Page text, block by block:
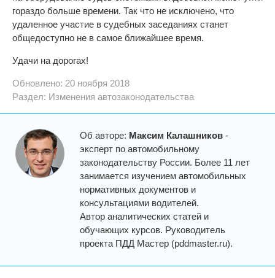
гораздо больше времени. Так что не исключено, что
удаленное участие в судебных заседаниях станет
общедоступно не в самое ближайшее время.
Удачи на дорогах!
Обновлено: 20 ноября 2018
Раздел: Изменения автозаконодательства
Об авторе: Максим Калашников -
эксперт по автомобильному
законодательству России. Более 11 лет
занимается изучением автомобильных
нормативных документов и
консультациями водителей.
Автор аналитических статей и
обучающих курсов. Руководитель
проекта ПДД Мастер (pddmaster.ru).